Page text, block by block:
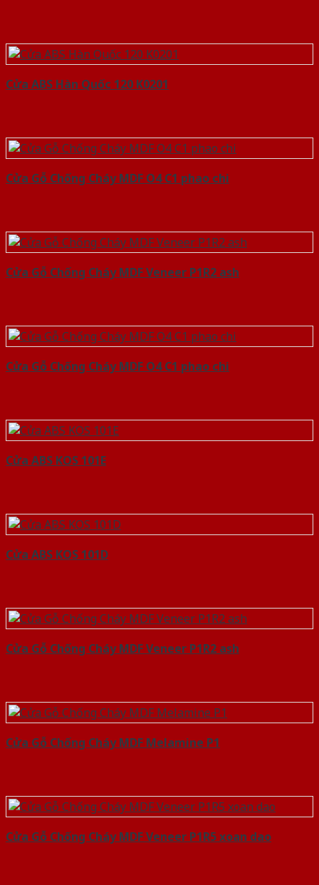
Cửa ABS Hàn Quốc 120 K0201
Cửa Gỗ Chống Cháy MDF O4 C1 phao chi
Cửa Gỗ Chống Cháy MDF Veneer P1R2 ash
Cửa Gỗ Chống Cháy MDF O4 C1 phao chi
Cửa ABS KOS 101E
Cửa ABS KOS 101D
Cửa Gỗ Chống Cháy MDF Veneer P1R2 ash
Cửa Gỗ Chống Cháy MDF Melamine P1
Cửa Gỗ Chống Cháy MDF Veneer P1R5 xoan dao